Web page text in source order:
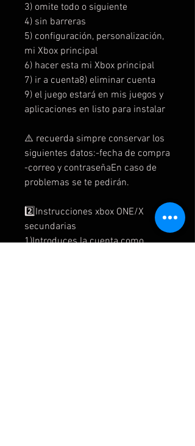
3) omite todo o siguiente
4) sin barreras
5) configuración, personalización,
mi Xbox principal
6) hacer esta mi Xbox principal
7) ir a cuenta8) eliminar cuenta
9) el juego estará en mis juegos y
aplicaciones en listo para instalar
⚠️ recuerda simpre conservar los
siguientes datos:-fecha de compra
-correo y contraseñaEn caso de
problemas se te pedirán.
2️⃣Instrucciones xbox ONE/X
secundarias
1)Introduces la cuenta como